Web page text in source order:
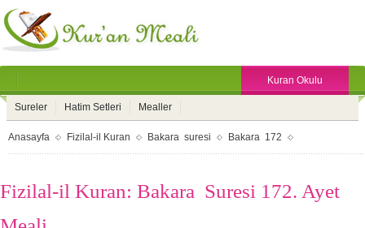
Kuran Okulu
Sureler Hatim Setleri Mealler
Anasayfa Fizilal-il Kuran Bakara suresi Bakara 172
Fizilal-il Kuran: Bakara Suresi 172. Ayet